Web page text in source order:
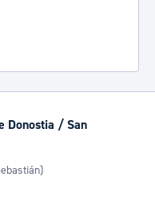
Donostia / San